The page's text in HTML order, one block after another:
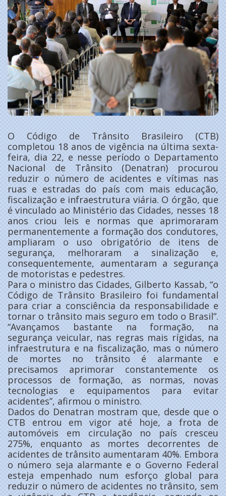
O Código de Trânsito Brasileiro (CTB)
completou 18 anos de vigência na última sexta-
feira, dia 22, e nesse período o Departamento
Nacional de Trânsito (Denatran) procurou
reduzir o número de acidentes e vítimas nas
ruas e estradas do país com mais educação,
fiscalização e infraestrutura viária. O órgão, que
é vinculado ao Ministério das Cidades, nesses 18
anos criou leis e normas que aprimoraram
permanentemente a formação dos condutores,
ampliaram o uso obrigatório de itens de
segurança, melhoraram a sinalização e,
consequentemente, aumentaram a segurança
de motoristas e pedestres.
Para o ministro das Cidades, Gilberto Kassab, “o
Código de Trânsito Brasileiro foi fundamental
para criar a consciência da responsabilidade e
tornar o trânsito mais seguro em todo o Brasil”.
“Avançamos bastante na formação, na
segurança veicular, nas regras mais rígidas, na
infraestrutura e na fiscalização, mas o número
de mortes no trânsito é alarmante e
precisamos aprimorar constantemente os
processos de formação, as normas, novas
tecnologias e equipamentos para evitar
acidentes”, afirmou o ministro.
Dados do Denatran mostram que, desde que o
CTB entrou em vigor até hoje, a frota de
automóveis em circulação no país cresceu
275%, enquanto as mortes decorrentes de
acidentes de trânsito aumentaram 40%. Embora
o número seja alarmante e o Governo Federal
esteja empenhado num esforço global para
reduzir o número de acidentes no trânsito, sem